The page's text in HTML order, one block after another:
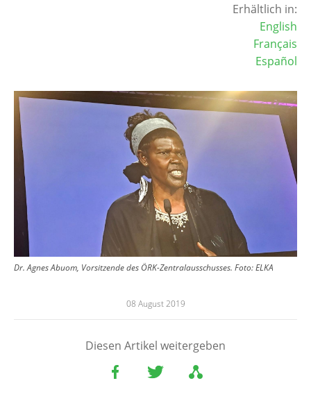
Erhältlich in:
English
Français
Español
Image
Dr. Agnes Abuom, Vorsitzende des ÖRK-Zentralausschusses. Foto: ELKA
08 August 2019
Diesen Artikel weitergeben